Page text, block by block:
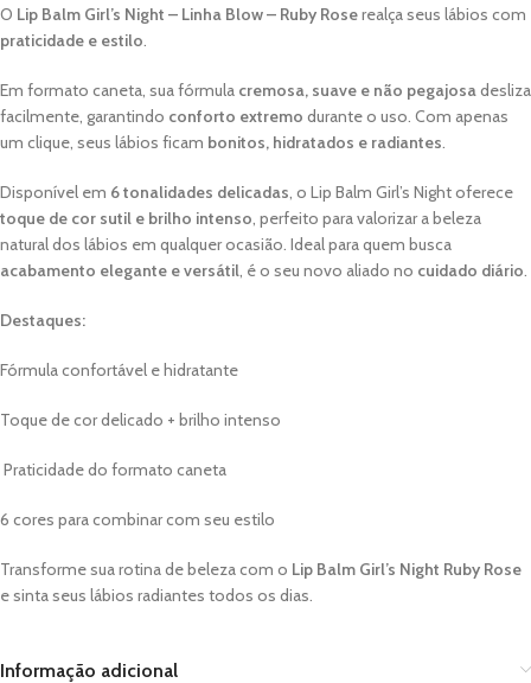
O Lip Balm Girl’s Night – Linha Blow – Ruby Roserealça seus lábios com
praticidade e estilo.
Em formato caneta, sua fórmula cremosa, suave e não pegajosadesliza
facilmente, garantindo conforto extremo durante o uso. Com apenas
um clique, seus lábios ficam bonitos, hidratados e radiantes.
Disponível em 6 tonalidades delicadas, o Lip Balm Girl’s Night oferece
toque de cor sutil e brilho intenso, perfeito para valorizar a beleza
natural dos lábios em qualquer ocasião. Ideal para quem busca
acabamento elegante e versátil, é o seu novo aliado no cuidado diário.
Destaques:
Fórmula confortável e hidratante
Toque de cor delicado + brilho intenso
Praticidade do formato caneta
6 cores para combinar com seu estilo
Transforme sua rotina de beleza com o Lip Balm Girl’s Night Ruby Rose
e sinta seus lábios radiantes todos os dias.
Informação adicional